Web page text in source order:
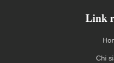
Link
Chi